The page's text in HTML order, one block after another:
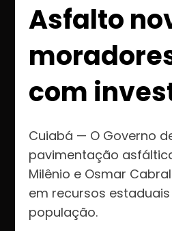
Asfalto
com
Cuiabá — O Governo
pavimentação
Milênio e Osmar
em recursos
população.